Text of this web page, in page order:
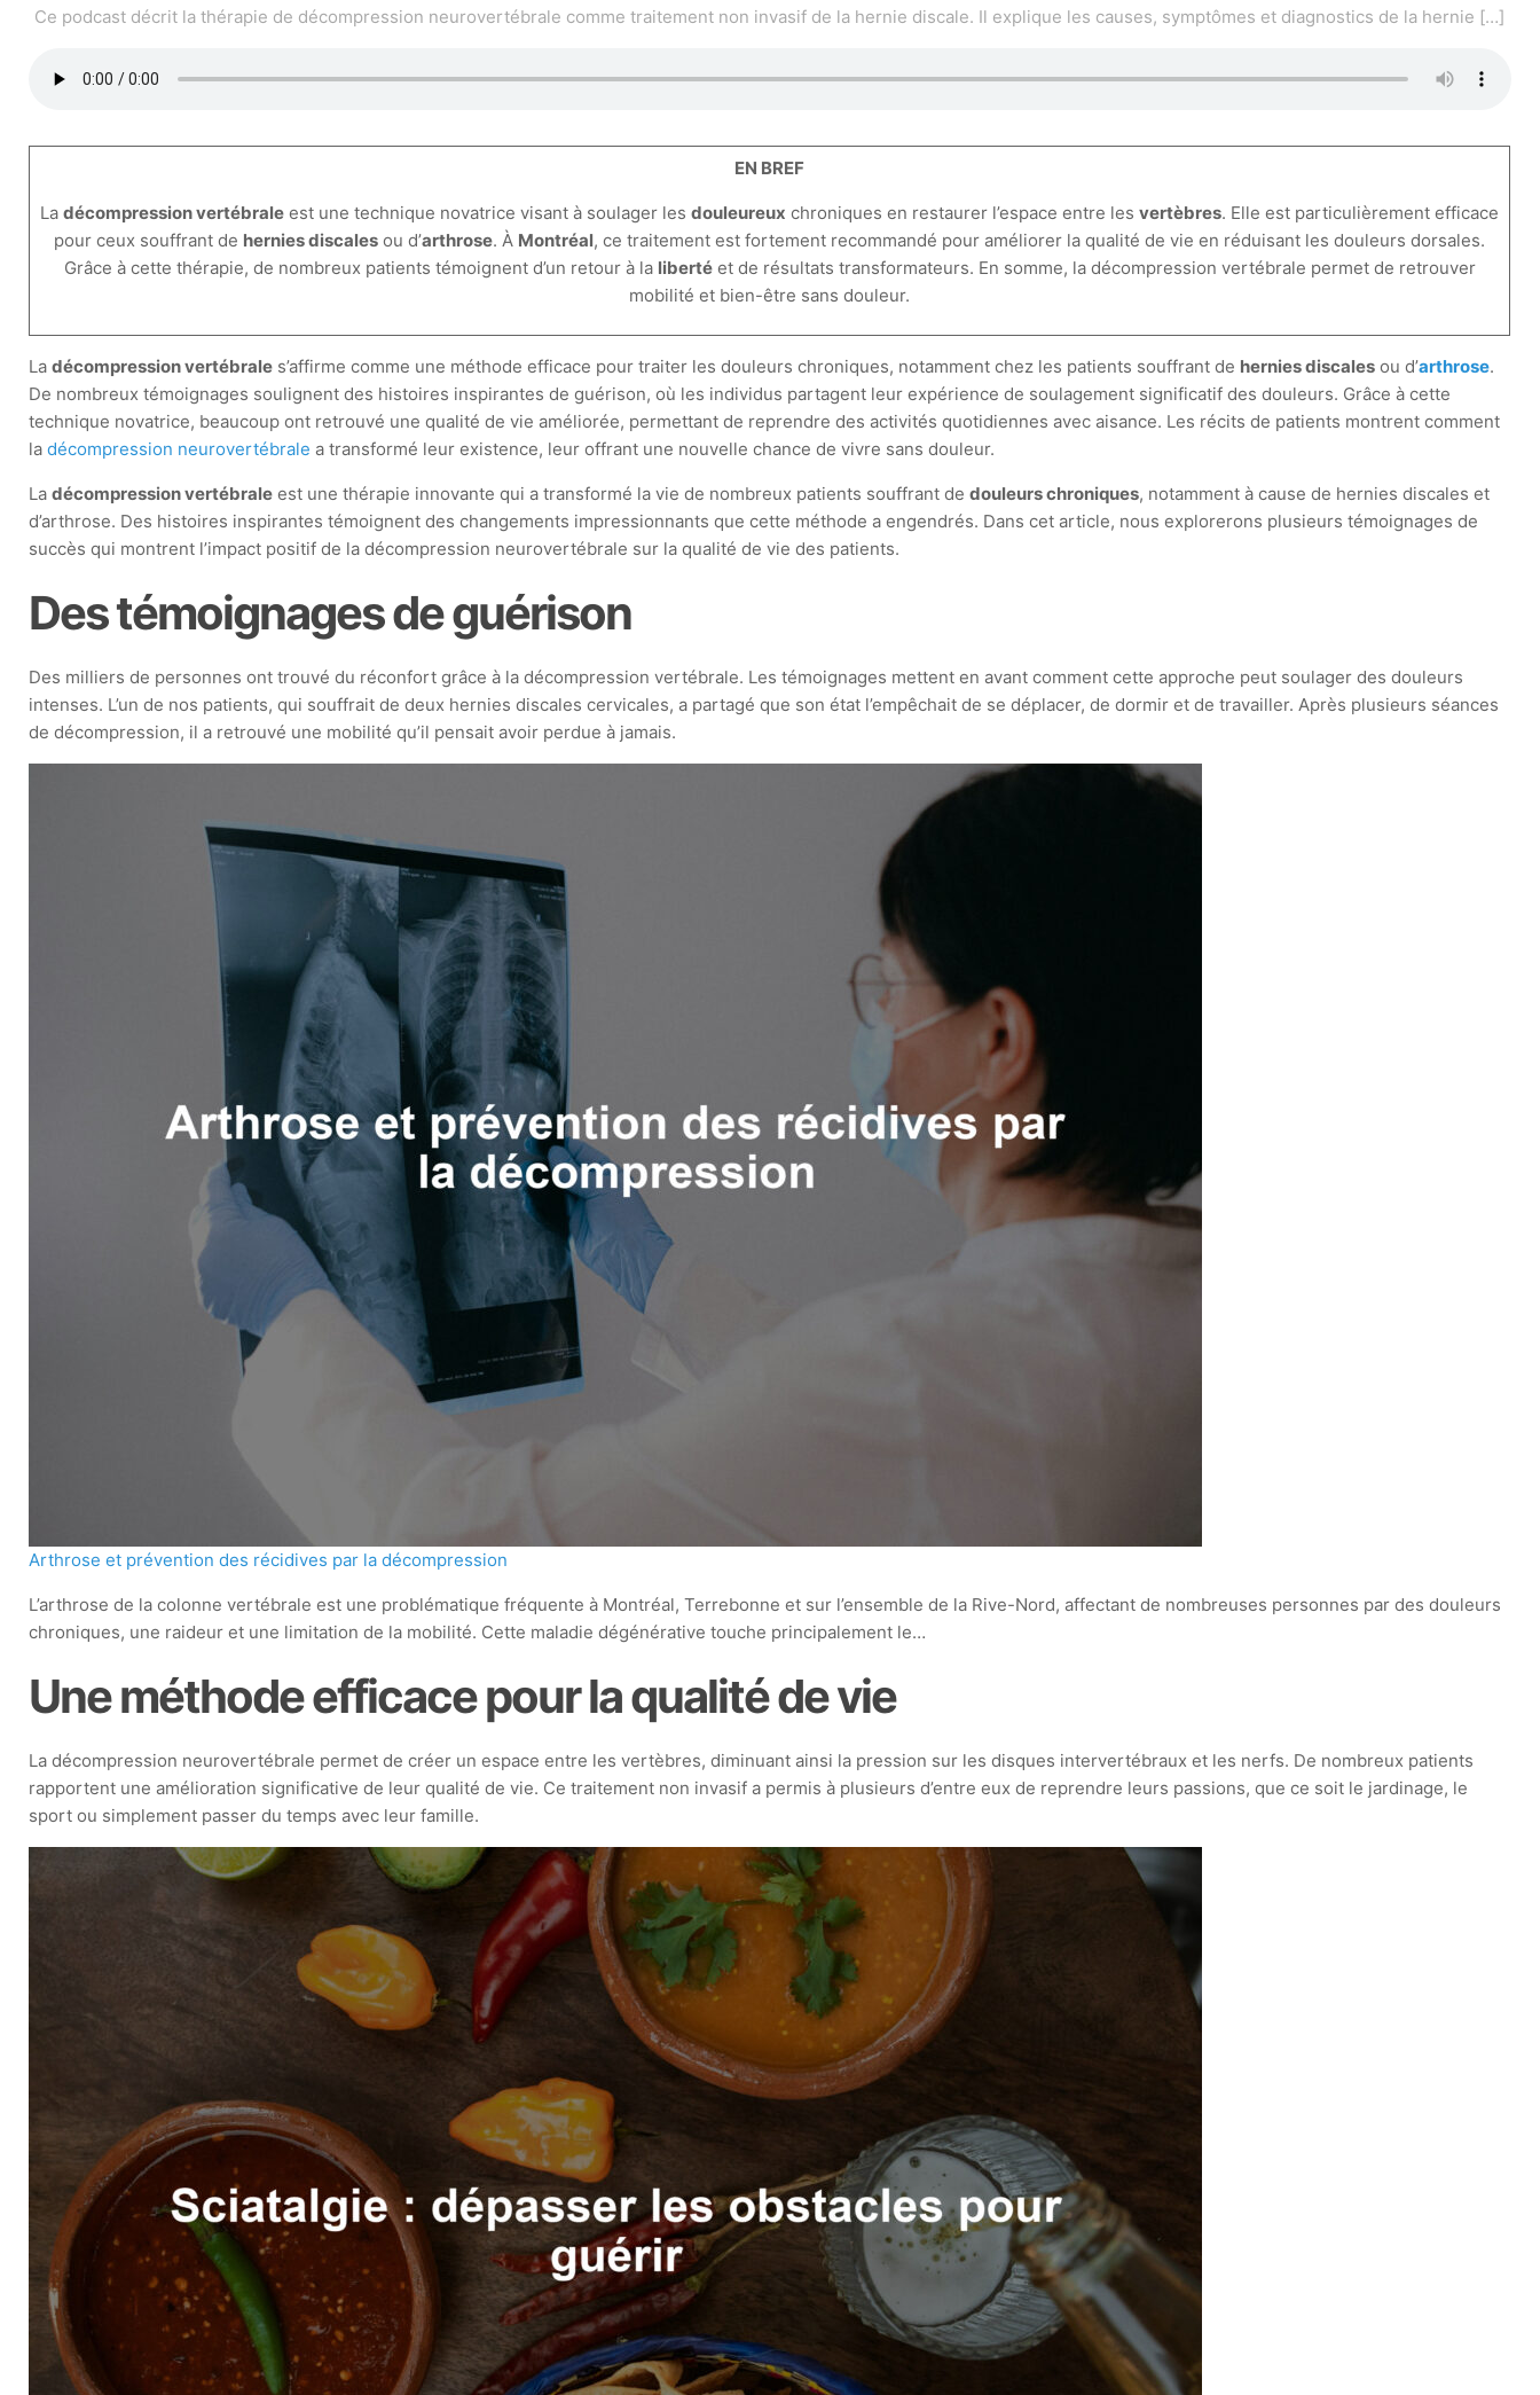
Ce podcast décrit la thérapie de décompression neurovertébrale comme traitement non invasif de la hernie discale. Il explique les causes, symptômes et diagnostics de la hernie […]
EN BREF
Ladécompression vertébrale est une technique novatrice visant à soulager lesdouleureux chroniques en restaurer l’espace entre lesvertèbres. Elle est particulièrement efficace
pour ceux souffrant de hernies discales ou d’arthrose. À Montréal, ce traitement est fortement recommandé pour améliorer la qualité de vie en réduisant les douleurs dorsales.
Grâce à cette thérapie, de nombreux patients témoignent d’un retour à la libertéet de résultats transformateurs. En somme, la décompression vertébrale permet de retrouver
mobilité et bien-être sans douleur.
Ladécompression vertébrale s’affirme comme une méthode efficace pour traiter les douleurs chroniques, notamment chez les patients souffrant de hernies discales ou d’arthrose.
De nombreux témoignages soulignent des histoires inspirantes de guérison, où les individus partagent leur expérience de soulagement significatif des douleurs. Grâce à cette
technique novatrice, beaucoup ont retrouvé une qualité de vie améliorée, permettant de reprendre des activités quotidiennes avec aisance. Les récits de patients montrent comment
ladécompression neurovertébrale a transformé leur existence, leur offrant une nouvelle chance de vivre sans douleur.
Ladécompression vertébrale est une thérapie innovante qui a transformé la vie de nombreux patients souffrant dedouleurs chroniques, notamment à cause de hernies discales et
d’arthrose. Des histoires inspirantes témoignent des changements impressionnants que cette méthode a engendrés. Dans cet article, nous explorerons plusieurs témoignages de
succès qui montrent l’impact positif de la décompression neurovertébrale sur la qualité de vie des patients.
Des témoignages de guérison
Des milliers de personnes ont trouvé du réconfort grâce à la décompression vertébrale. Les témoignages mettent en avant comment cette approche peut soulager des douleurs
intenses. L’un de nos patients, qui souffrait de deux hernies discales cervicales, a partagé que son état l’empêchait de se déplacer, de dormir et de travailler. Après plusieurs séances
de décompression, il a retrouvé une mobilité qu’il pensait avoir perdue à jamais.
Arthrose et prévention des récidives par la décompression
L’arthrose de la colonne vertébrale est une problématique fréquente à Montréal, Terrebonne et sur l’ensemble de la Rive-Nord, affectant de nombreuses personnes par des douleurs
chroniques, une raideur et une limitation de la mobilité. Cette maladie dégénérative touche principalement le…
Une méthode efficace pour la qualité de vie
La décompression neurovertébrale permet de créer un espace entre les vertèbres, diminuant ainsi la pression sur les disques intervertébraux et les nerfs. De nombreux patients
rapportent une amélioration significative de leur qualité de vie. Ce traitement non invasif a permis à plusieurs d’entre eux de reprendre leurs passions, que ce soit le jardinage, le
sport ou simplement passer du temps avec leur famille.